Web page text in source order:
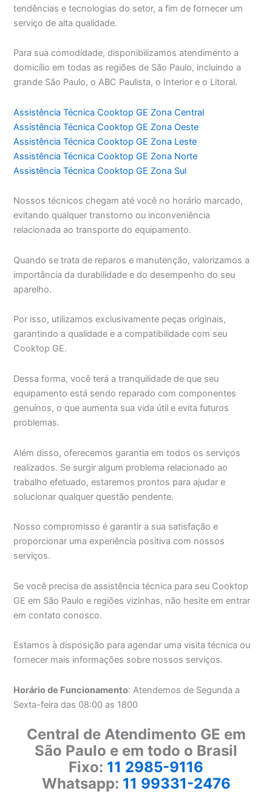
tendências e tecnologias do setor, a fim de fornecer um
serviço de alta qualidade.
Para sua comodidade, disponibilizamos atendimento a
domicílio em todas as regiões de São Paulo, incluindo a
grande São Paulo, o ABC Paulista, o Interior e o Litoral.
Assistência Técnica Cooktop GE Zona Central
Assistência Técnica Cooktop GE Zona Oeste
Assistência Técnica Cooktop GE Zona Leste
Assistência Técnica Cooktop GE Zona Norte
Assistência Técnica Cooktop GE Zona Sul
Nossos técnicos chegam até você no horário marcado,
evitando qualquer transtorno ou inconveniência
relacionada ao transporte do equipamento.
Quando se trata de reparos e manutenção, valorizamos a
importância da durabilidade e do desempenho do seu
aparelho.
Por isso, utilizamos exclusivamente peças originais,
garantindo a qualidade e a compatibilidade com seu
Cooktop GE.
Dessa forma, você terá a tranquilidade de que seu
equipamento está sendo reparado com componentes
genuínos, o que aumenta sua vida útil e evita futuros
problemas.
Além disso, oferecemos garantia em todos os serviços
realizados. Se surgir algum problema relacionado ao
trabalho efetuado, estaremos prontos para ajudar e
solucionar qualquer questão pendente.
Nosso compromisso é garantir a sua satisfação e
proporcionar uma experiência positiva com nossos
serviços.
Se você precisa de assistência técnica para seu Cooktop
GE em São Paulo e regiões vizinhas, não hesite em entrar
em contato conosco.
Estamos à disposição para agendar uma visita técnica ou
fornecer mais informações sobre nossos serviços.
Horário de Funcionamento: Atendemos de Segunda a
Sexta-feira das 08:00 as 1800
Central de Atendimento GE em
São Paulo e em todo o Brasil
Fixo: 11 2985-9116
Whatsapp: 11 99331-2476